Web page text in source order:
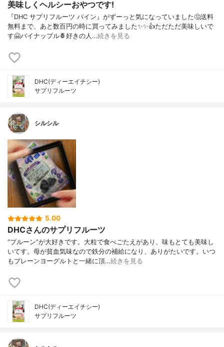
美味しくヘルシーおやつです!
『DHC サプリフルーツ パイン』がずーっと気になっていました🤔送料
無料まで、あと数百円の時に買ってみました✨✨👍ただただ美味しいで
す🤗パイナップル🍍好きの人…続きを見る
DHC(ディーエイチシー)
サプリフルーツ
シルシル
5.00
DHCさんのサプリフルーツ
“プルーン”が大好きです。大粒で食べごたえがあり、味もとても美味し
いてす。母が貧血気味なので鉄分の補給になり、ありがたいです。いつ
もプレーンヨーグルトと一緒に頂…続きを見る
DHC(ディーエイチシー)
サプリフルーツ